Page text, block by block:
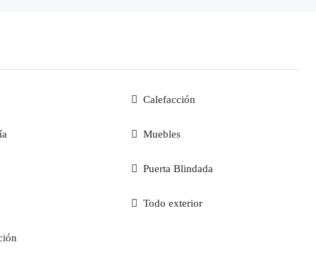
Calefacción
Muebles
Puerta Blindada
Todo exterior